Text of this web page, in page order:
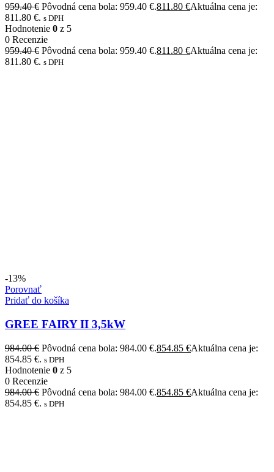
959.40€ Pôvodná cena bola: 959.40 €.811.80 €Aktuálna cena je:
811.80 €. s DPH
Hodnotenie 0 z 5
0 Recenzie
959.40€ Pôvodná cena bola: 959.40 €.811.80 €Aktuálna cena je:
811.80 €. s DPH
-13%
Porovnať
Pridať do košíka
GREE FAIRY II 3,5kW
984.00€ Pôvodná cena bola: 984.00 €.854.85 €Aktuálna cena je:
854.85 €. s DPH
Hodnotenie 0 z 5
0 Recenzie
984.00€ Pôvodná cena bola: 984.00 €.854.85 €Aktuálna cena je:
854.85 €. s DPH